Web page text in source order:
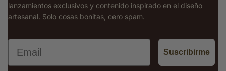
lanzamientos exclusivos y contenido inspirado en el diseño
artesanal. Solo cosas bonitas, cero spam.
Suscribirme